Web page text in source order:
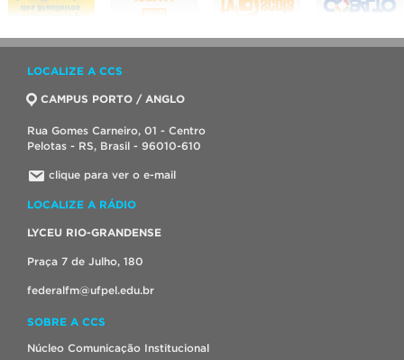
LOCALIZE A CCS
CAMPUS PORTO / ANGLO
Rua Gomes Carneiro, 01 - Centro
Pelotas - RS, Brasil - 96010-610
clique para ver o e-mail
LOCALIZE A RÁDIO
LYCEU RIO-GRANDENSE
Praça 7 de Julho, 180
federalfm@ufpel.edu.br
SOBRE A CCS
Núcleo Comunicação Institucional